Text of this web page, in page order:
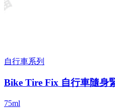
自行車系列
Bike Tire Fix 自行車隨身
75ml